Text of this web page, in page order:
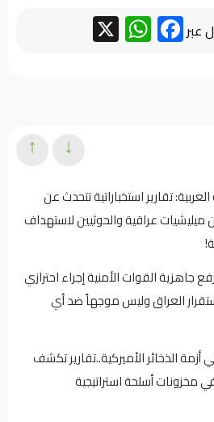
عبر Facebook
WhatsApp
تقارير استخباراتية تتحدث عن
ميليشيات عراقية والحوثيين لاستهداف
جاهزية القوات الأمنية إجراء احترازي
العراق وليس موجهاً ضد أي
أزمة الذخائر الأميركية..تقارير تكشف
مخزونات أسلحة استراتيجية
↓
↑